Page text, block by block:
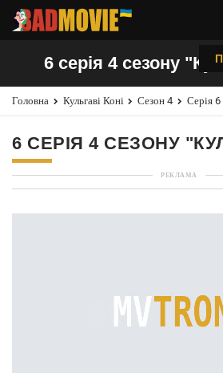
6 серія 4 сезону
Головна Кульгаві Коні Сезон 4 Серія 6
6 СЕРІЯ 4 СЕЗОНУ
РЕКЛАМА